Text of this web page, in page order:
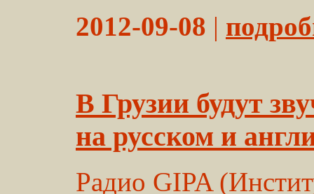
2012-09-08 |
В Грузии будут
на русском и
Радио GIPA